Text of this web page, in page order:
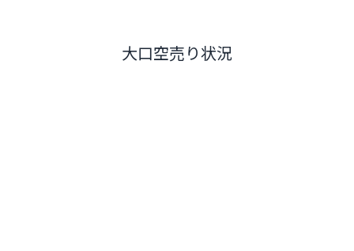
大口空売り状況